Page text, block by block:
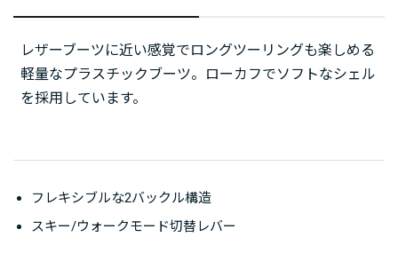
レザーブーツに近い感覚でロングツーリングも楽しめる
軽量なプラスチックブーツ。ローカフでソフトなシェル
を採用しています。
フレキシブルな2バックル構造
スキー/ウォークモード切替レバー